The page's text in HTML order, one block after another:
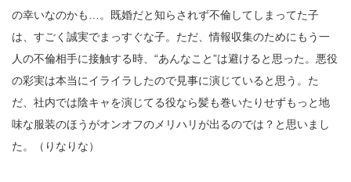
の幸いなのかも…。既婚だと知らされず不倫してしまってた子
は、すごく誠実でまっすぐな子。ただ、情報収集のためにもう一
人の不倫相手に接触する時、“あんなこと”は避けると思った。悪役
の彩実は本当にイライラしたので見事に演じていると思う。た
だ、社内では陰キャを演じてる役なら髪も巻いたりせずもっと地
味な服装のほうがオンオフのメリハリが出るのでは？と思いまし
た。（りなりな）